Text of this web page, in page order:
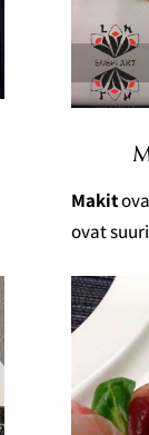
Makit
ovat